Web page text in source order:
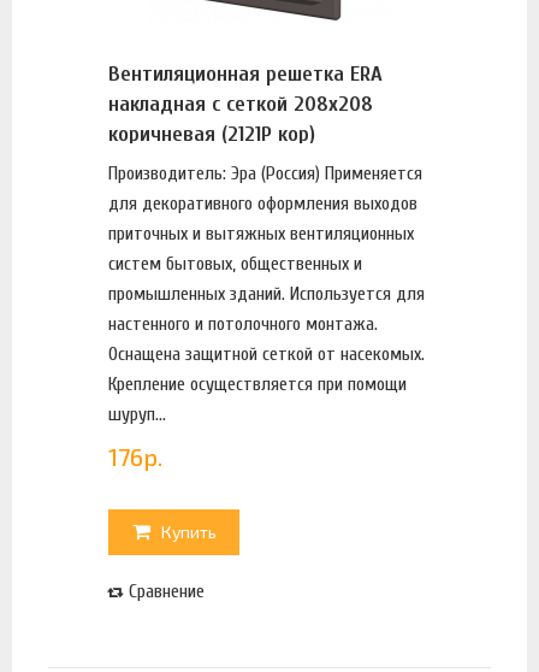
Вентиляционная решетка ERA
накладная с сеткой 208х208
коричневая (2121Р кор)
Производитель: Эра (Россия) Применяется
для декоративного оформления выходов
приточных и вытяжных вентиляционных
систем бытовых, общественных и
промышленных зданий. Используется для
настенного и потолочного монтажа.
Оснащена защитной сеткой от насекомых.
Крепление осуществляется при помощи
шуруп...
176р.
Купить
Сравнение